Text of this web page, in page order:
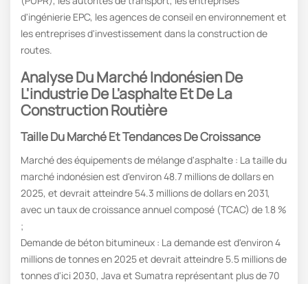
d'ingénierie EPC, les agences de conseil en environnement et
les entreprises d'investissement dans la construction de
routes.
Analyse Du Marché Indonésien De
L'industrie De L'asphalte Et De La
Construction Routière
Taille Du Marché Et Tendances De Croissance
Marché des équipements de mélange d'asphalte : La taille du
marché indonésien est d'environ 48.7 millions de dollars en
2025, et devrait atteindre 54.3 millions de dollars en 2031,
avec un taux de croissance annuel composé (TCAC) de 1.8 %
;
Demande de béton bitumineux : La demande est d'environ 4
millions de tonnes en 2025 et devrait atteindre 5.5 millions de
tonnes d'ici 2030, Java et Sumatra représentant plus de 70